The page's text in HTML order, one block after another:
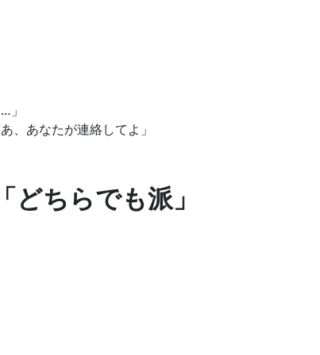
」
、あなたが連絡してよ」
ちらでも派」